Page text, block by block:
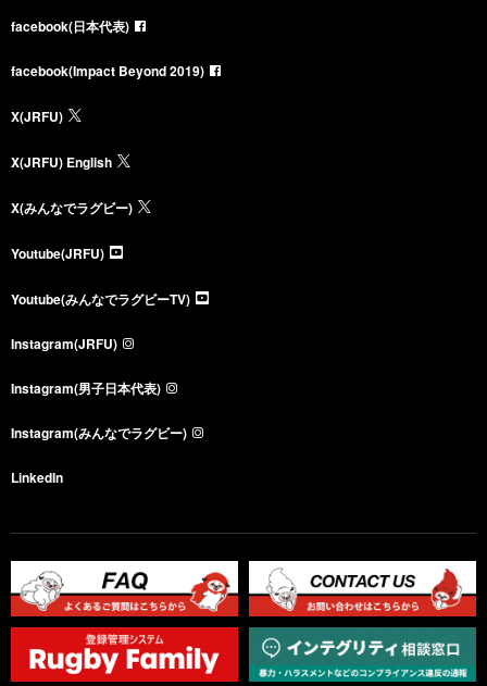
facebook(日本代表)
facebook(Impact Beyond 2019)
X(JRFU)
X(JRFU) English
X(みんなでラグビー)
Youtube(JRFU)
Youtube(みんなでラグビーTV)
Instagram(JRFU)
Instagram(男子日本代表)
Instagram(みんなでラグビー)
LinkedIn